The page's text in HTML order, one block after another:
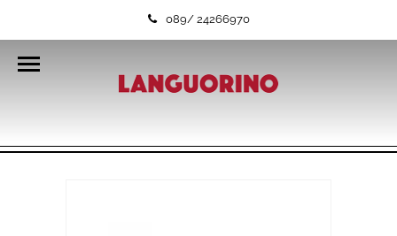
089/ 24266970